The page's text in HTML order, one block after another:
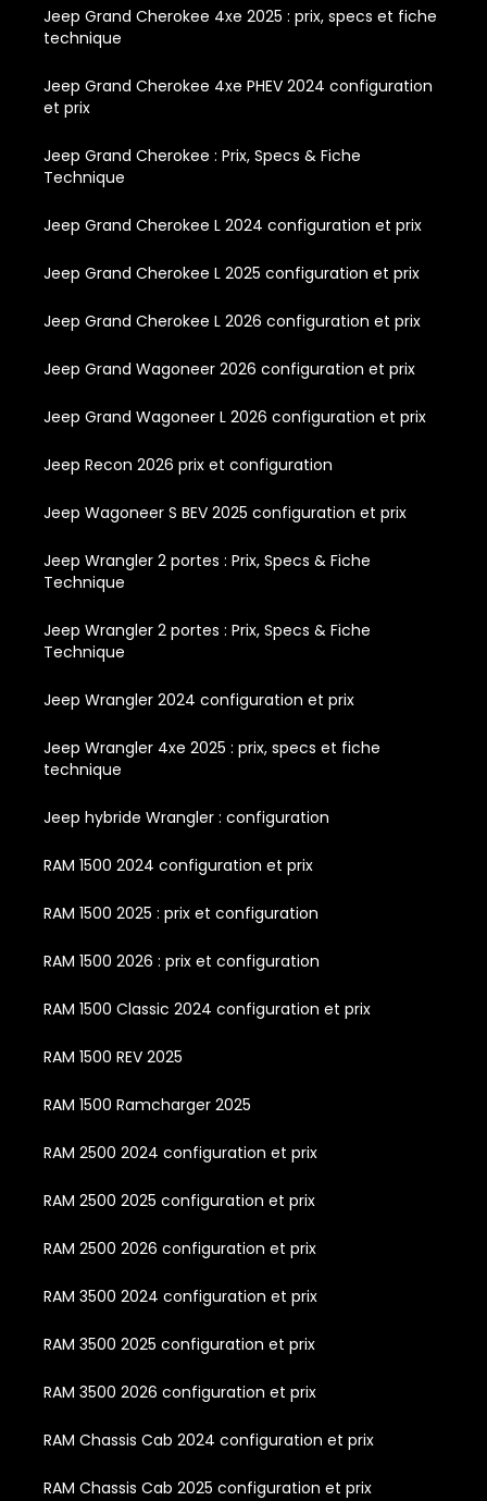
Jeep Grand Cherokee 4xe 2025 : prix, specs et fiche
technique
Jeep Grand Cherokee 4xe PHEV 2024 configuration
et prix
Jeep Grand Cherokee : Prix, Specs & Fiche
Technique
Jeep Grand Cherokee L 2024 configuration et prix
Jeep Grand Cherokee L 2025 configuration et prix
Jeep Grand Cherokee L 2026 configuration et prix
Jeep Grand Wagoneer 2026 configuration et prix
Jeep Grand Wagoneer L 2026 configuration et prix
Jeep Recon 2026 prix et configuration
Jeep Wagoneer S BEV 2025 configuration et prix
Jeep Wrangler 2 portes : Prix, Specs & Fiche
Technique
Jeep Wrangler 2 portes : Prix, Specs & Fiche
Technique
Jeep Wrangler 2024 configuration et prix
Jeep Wrangler 4xe 2025 : prix, specs et fiche
technique
Jeep hybride Wrangler : configuration
RAM 1500 2024 configuration et prix
RAM 1500 2025 : prix et configuration
RAM 1500 2026 : prix et configuration
RAM 1500 Classic 2024 configuration et prix
RAM 1500 REV 2025
RAM 1500 Ramcharger 2025
RAM 2500 2024 configuration et prix
RAM 2500 2025 configuration et prix
RAM 2500 2026 configuration et prix
RAM 3500 2024 configuration et prix
RAM 3500 2025 configuration et prix
RAM 3500 2026 configuration et prix
RAM Chassis Cab 2024 configuration et prix
RAM Chassis Cab 2025 configuration et prix